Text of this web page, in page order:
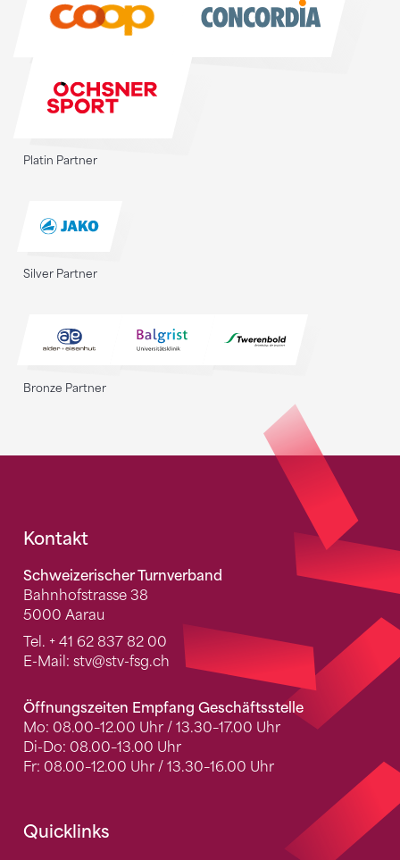
Platin Partner
Silver Partner
Bronze Partner
Fusszeile
Kontakt
Schweizerischer Turnverband
Bahnhofstrasse 38
5000 Aarau
Tel. + 41 62 837 82 00
E-Mail: stv@stv-fsg.ch
Öffnungszeiten Empfang Geschäftsstelle
Mo: 08.00–12.00 Uhr / 13.30–17.00 Uhr
Di-Do: 08.00–13.00 Uhr
Fr: 08.00–12.00 Uhr / 13.30–16.00 Uhr
Quicklinks